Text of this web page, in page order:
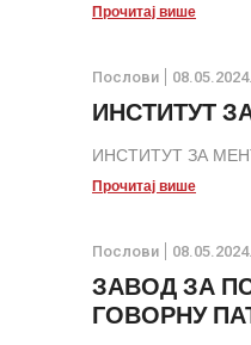
Прочитај више
Послови 08.05.2024.
ИНСТИТУТ
ИНСТИТУТ ЗА
Прочитај више
Послови 08.05.2024.
ЗАВОД ЗА
ГОВОРНУ